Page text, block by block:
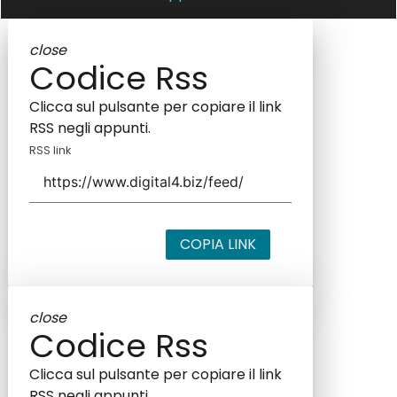
close
Codice Rss
Clicca sul pulsante per copiare il link
RSS negli appunti.
RSS link
COPIA LINK
close
Codice Rss
Clicca sul pulsante per copiare il link